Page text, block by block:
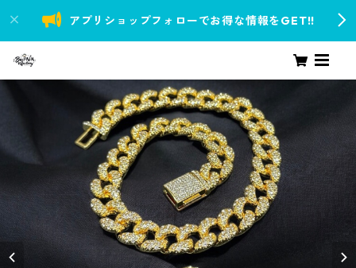
アプリショップフォローでお得な情報をGET!!